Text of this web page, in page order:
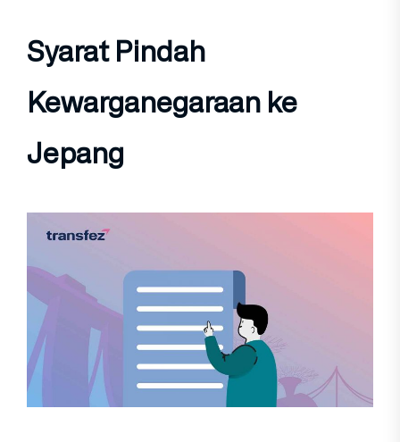
Syarat Pindah
Kewarganegaraan ke
Jepang